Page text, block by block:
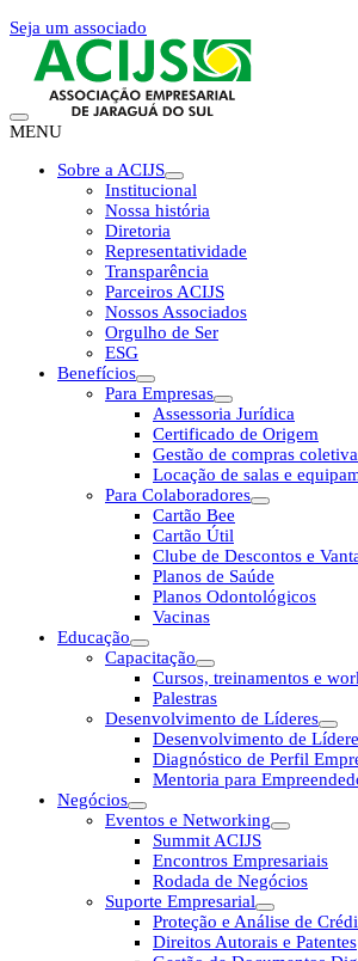
Seja um associado
MENU
Sobre a ACIJS
Institucional
Nossa história
Diretoria
Representatividade
Transparência
Parceiros ACIJS
Nossos Associados
Orgulho de Ser
ESG
Benefícios
Para Empresas
Assessoria Jurídica
Certificado de Origem
Gestão de compras
Locação de salas e
Para Colaboradores
Cartão Bee
Cartão Útil
Clube de Descontos e
Planos de Saúde
Planos Odontológicos
Vacinas
Educação
Capacitação
Cursos, treinamentos e
Palestras
Desenvolvimento de Líderes
Desenvolvimento de
Diagnóstico de Perfil
Mentoria para
Negócios
Eventos e Networking
Summit ACIJS
Encontros Empresariais
Rodada de Negócios
Suporte Empresarial
Proteção e Análise de
Direitos Autorais e Patentes